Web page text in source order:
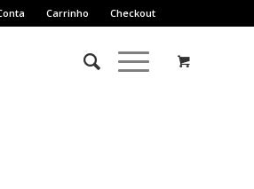
Carrinho Checkout